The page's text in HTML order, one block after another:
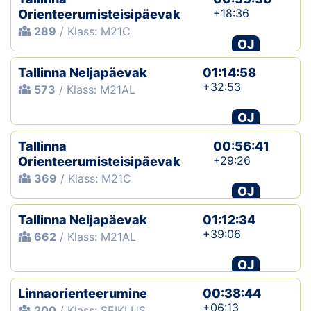
Orienteerumisteisipäevak
289 / Klass: M21C
+18:36
OJ
Tallinna Neljapäevak
573 / Klass: M21AL
01:14:58
+32:53
OJ
Tallinna
Orienteerumisteisipäevak
369 / Klass: M21C
00:56:41
+29:26
OJ
Tallinna Neljapäevak
662 / Klass: M21AL
01:12:34
+39:06
OJ
Linnaorienteerumine
00:38:44
+06:13